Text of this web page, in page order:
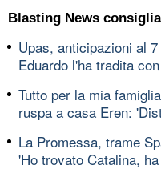
Blasting News consiglia
Upas, anticipazioni al
Eduardo l'ha tradita
Tutto per la mia
ruspa a casa Eren:
La Promessa, trame
'Ho trovato Catalina,